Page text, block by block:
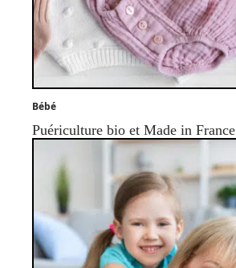
Bébé
Puériculture bio et Made in France